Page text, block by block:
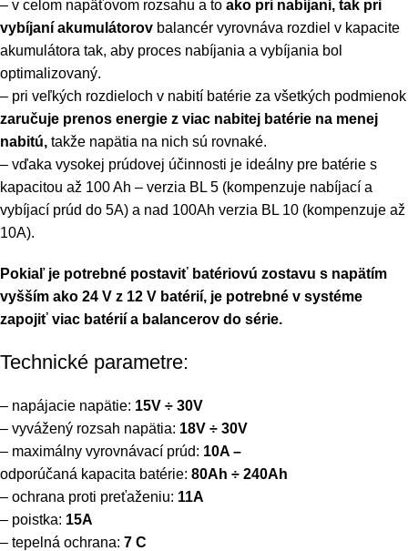
– v celom napäťovom rozsahu a to ako pri nabíjaní, tak pri
vybíjaní akumulátorov balancér vyrovnáva rozdiel v kapacite
akumulátora tak, aby proces nabíjania a vybíjania bol
optimalizovaný.
– pri veľkých rozdieloch v nabití batérie za všetkých podmienok
zaručuje prenos energie z viac nabitej batérie na menej
nabitú, takže napätia na nich sú rovnaké.
– vďaka vysokej prúdovej účinnosti je ideálny pre batérie s
kapacitou až 100 Ah – verzia BL 5 (kompenzuje nabíjací a
vybíjací prúd do 5A) a nad 100Ah verzia BL 10 (kompenzuje až
10A).
Pokiaľ je potrebné postaviť batériovú zostavu s napätím
vyšším ako 24 V z 12 V batérií, je potrebné v systéme
zapojiť viac batérií a balancerov do série.
Technické parametre:
– napájacie napätie: 15V ÷ 30V
– vyvážený rozsah napätia: 18V ÷ 30V
– maximálny vyrovnávací prúd: 10A –
odporúčaná kapacita batérie: 80Ah ÷ 240Ah
– ochrana proti preťaženiu: 11A
– poistka: 15A
– tepelná ochrana: 7 C